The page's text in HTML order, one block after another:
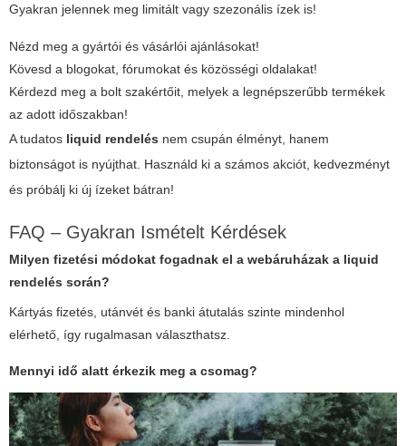
Gyakran jelennek meg limitált vagy szezonális ízek is!
Nézd meg a gyártói és vásárlói ajánlásokat!
Kövesd a blogokat, fórumokat és közösségi oldalakat!
Kérdezd meg a bolt szakértőit, melyek a legnépszerűbb termékek
az adott időszakban!
A tudatos liquid rendelés nem csupán élményt, hanem
biztonságot is nyújthat. Használd ki a számos akciót, kedvezményt
és próbálj ki új ízeket bátran!
FAQ – Gyakran Ismételt Kérdések
Milyen fizetési módokat fogadnak el a webáruházak a liquid
rendelés során?
Kártyás fizetés, utánvét és banki átutalás szinte mindenhol
elérhető, így rugalmasan választhatsz.
Mennyi idő alatt érkezik meg a csomag?